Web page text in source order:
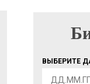
ВЫБЕРИТЕ